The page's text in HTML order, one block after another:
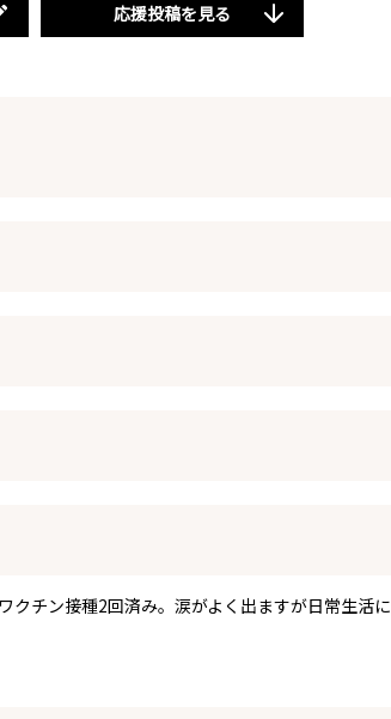
応援投稿を見る
クチン接種2回済み。涙がよく出ますが日常生活に